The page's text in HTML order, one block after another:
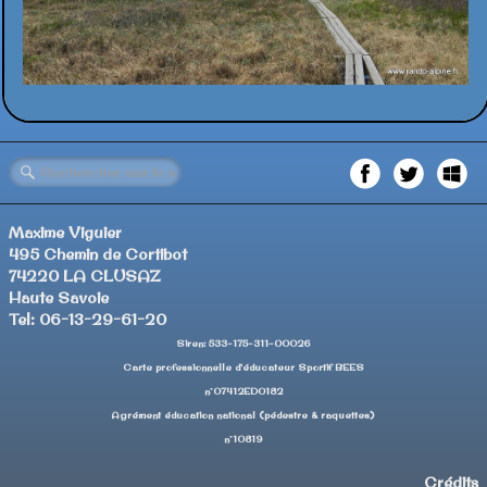
Maxime Viguier
495 Chemin de Cortibot
74220 LA CLUSAZ
Haute Savoie
Tel: 06-13-29-61-20
Siren: 533-175-311-00026
Carte professionnelle d'éducateur Sportif BEES
n°07412ED0182
Agrément éducation national (pédestre & raquettes)
n°10819
Crédits